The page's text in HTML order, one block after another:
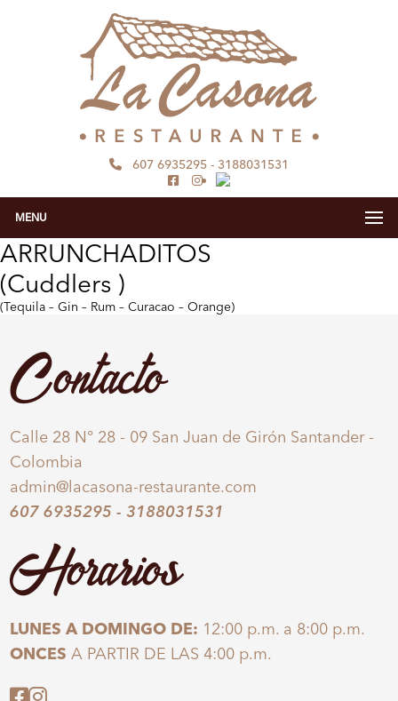
607 6935295 - 3188031531
MENU
ARRUNCHADITOS
(Cuddlers )
(Tequila – Gin – Rum – Curacao – Orange)
Contacto
Calle 28 N° 28 - 09 San Juan de Girón Santander -
Colombia
admin@lacasona-restaurante.com
607 6935295 -3188031531
Horarios
LUNES A DOMINGO DE: 12:00 p.m. a 8:00 p.m.
ONCES A PARTIR DE LAS 4:00 p.m.